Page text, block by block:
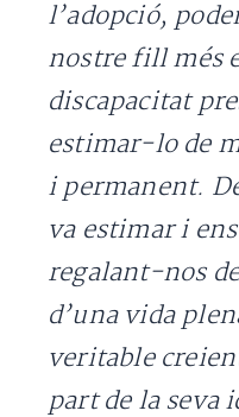
l’adopció,
nostre fill més
discapacitat
estimar-lo de
i permanent.
va estimar i
regalant-nos
d’una vida
veritable
part de la seva